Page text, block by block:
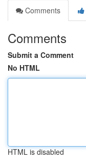
Comments
Comments
Submit a Comment
No HTML
HTML is disabled